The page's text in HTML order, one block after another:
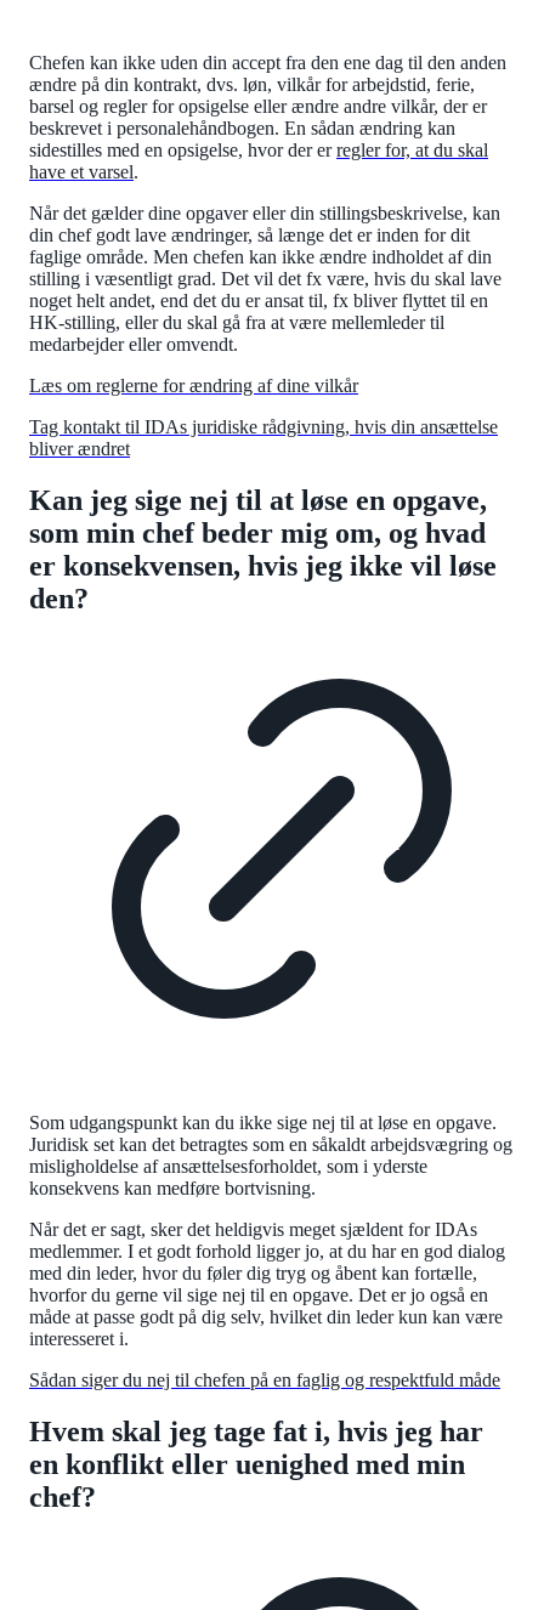
Chefen kan ikke uden din accept fra den ene dag til den anden
ændre på din kontrakt, dvs. løn, vilkår for arbejdstid, ferie,
barsel og regler for opsigelse eller ændre andre vilkår, der er
beskrevet i personalehåndbogen. En sådan ændring kan
sidestilles med en opsigelse, hvor der erregler for, at du skal
have et varsel.
Når det gælder dine opgaver eller din stillingsbeskrivelse, kan
din chef godt lave ændringer, så længe det er inden for dit
faglige område. Men chefen kan ikke ændre indholdet af din
stilling i væsentligt grad. Det vil det fx være, hvis du skal lave
noget helt andet, end det du er ansat til, fx bliver flyttet til en
HK-stilling, eller du skal gå fra at være mellemleder til
medarbejder eller omvendt.
Læs om reglerne for ændring af dine vilkår
Tag kontakt til IDAs juridiske rådgivning, hvis din ansættelse
bliver ændret
Kan jeg sige nej til at løse en opgave,
som min chef beder mig om, og hvad
er konsekvensen, hvis jeg ikke vil løse
den?
Som udgangspunkt kan du ikke sige nej til at løse en opgave.
Juridisk set kan det betragtes som en såkaldt arbejdsvægring og
misligholdelse af ansættelsesforholdet, som i yderste
konsekvens kan medføre bortvisning.
Når det er sagt, sker det heldigvis meget sjældent for IDAs
medlemmer. I et godt forhold ligger jo, at du har en god dialog
med din leder, hvor du føler dig tryg og åbent kan fortælle,
hvorfor du gerne vil sige nej til en opgave. Det er jo også en
måde at passe godt på dig selv, hvilket din leder kun kan være
interesseret i.
Sådan siger du nej til chefen på en faglig og respektfuld måde
Hvem skal jeg tage fat i, hvis jeg har
en konflikt eller uenighed med min
chef?